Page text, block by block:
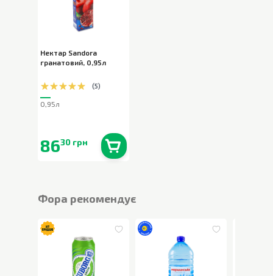
Нектар Sandora
гранатовий, 0,95л
(5)
0,95л
8630 грн
Фора рекомендує